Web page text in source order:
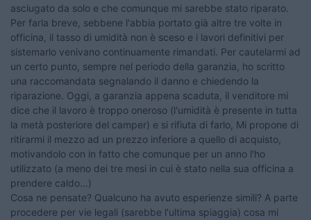
asciugato da solo e che comunque mi sarebbe stato riparato.
Per farla breve, sebbene l'abbia portato già altre tre volte in
officina, il tasso di umidità non è sceso e i lavori definitivi per
sistemarlo venivano continuamente rimandati. Per cautelarmi ad
un certo punto, sempre nel periodo della garanzia, ho scritto
una raccomandata segnalando il danno e chiedendo la
riparazione. Oggi, a garanzia appena scaduta, il venditore mi
dice che il lavoro è troppo oneroso (l'umidità è presente in tutta
la metà posteriore del camper) e si rifiuta di farlo, Mi propone di
ritirarmi il mezzo ad un prezzo inferiore a quello di acquisto,
motivandolo con in fatto che comunque per un anno l'ho
utilizzato (a meno dei tre mesi in cui è stato nella sua officina a
prendere caldo...)
Cosa ne pensate? Qualcuno ha avuto esperienze simili? A parte
procedere per vie legali (sarebbe l'ultima spiaggia) cosa mi